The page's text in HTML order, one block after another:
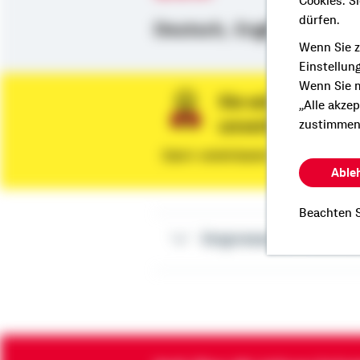
Deutsch, Englisch
Sie wünschen
unverbindliche
Dann vereinbaren Sie gleich
Impressum
dürfen.
Wenn Sie
Wenn Sie
„Alle
Beachten